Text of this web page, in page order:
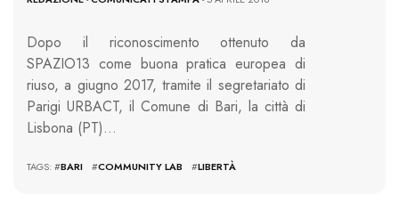
Dopo il riconoscimento ottenuto da
SPAZIO13 come buona pratica europea di
riuso, a giugno 2017, tramite il segretariato di
Parigi URBACT, il Comune di Bari, la città di
Lisbona (PT)…
TAGS: #BARI #COMMUNITY LAB #LIBERTÀ